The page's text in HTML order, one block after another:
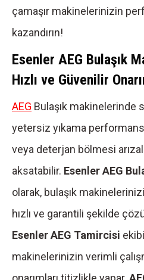
çamaşır makinelerinizin
kazandırın!
Esenler AEG Bulaşık
Hızlı ve Güvenilir
AEG Bulaşık makinelerinde
yetersiz yıkama
veya deterjan bölmesi
aksatabilir. Esenler AEG
olarak, bulaşık
hızlı ve garantili şekilde
Esenler AEG Tamircisi
makinelerinizin verimli